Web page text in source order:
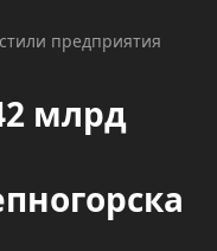
предприятия
млрд